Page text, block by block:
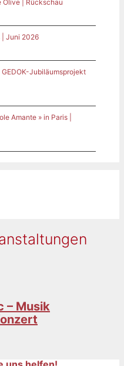
Olive | Rückschau
| Juni 2026
Jubiläumsprojekt
Amante » in Paris |
– Musik